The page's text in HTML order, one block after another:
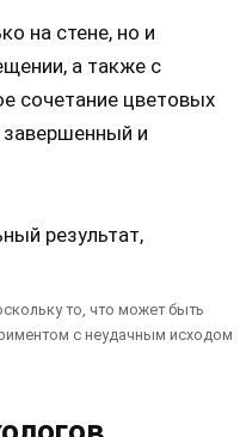
на стене, но и
а также с
сочетание цветовых
завершенный и
то, что может быть
с неудачным исходом